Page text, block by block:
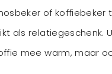
of koffiebeker
als relatiegeschenk.
mee warm, maar